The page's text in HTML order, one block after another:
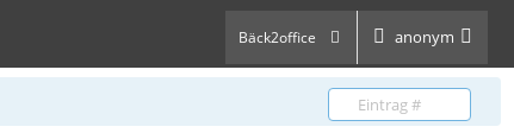
Bäck2office anonym